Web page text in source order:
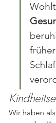
Wir haben